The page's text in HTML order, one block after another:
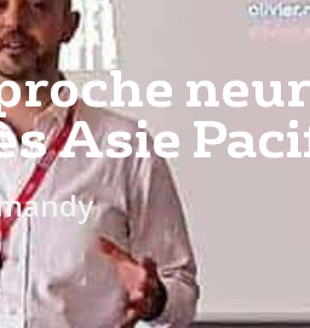
Asie